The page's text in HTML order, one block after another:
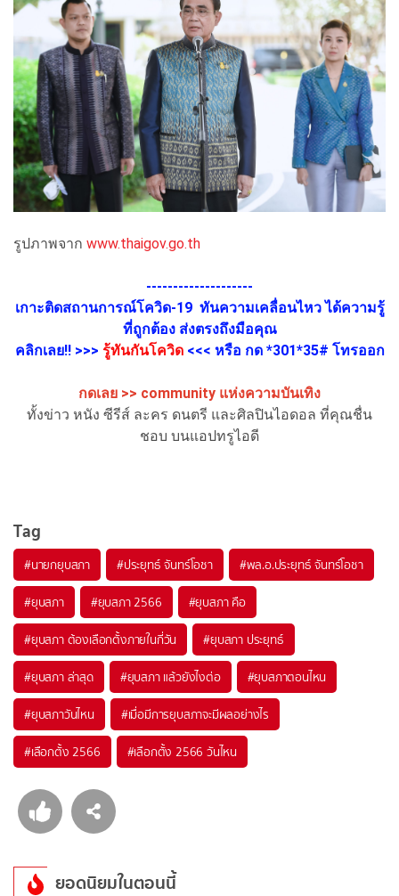
รูปภาพจาก www.thaigov.go.th
--------------------
เกาะติดสถานการณ์โควิด-19 ทันความเคลื่อนไหว ได้ความรู้
ที่ถูกต้อง ส่งตรงถึงมือคุณ
คลิกเลย!! >>> รู้ทันกันโควิด<<< หรือ กด *301*35# โทรออก
กดเลย >> community แห่งความบันเทิง
ทั้งข่าว หนัง ซีรีส์ ละคร ดนตรี และศิลปินไอดอล ที่คุณชื่น
ชอบ บนแอปทรูไอดี
Tag
#นายกยุบสภา #ประยุทธ์ จันทร์โอชา #พล.อ.ประยุทธ์ จันทร์โอชา
#ยุบสภา #ยุบสภา 2566 #ยุบสภา คือ
#ยุบสภา ต้องเลือกตั้งภายในกี่วัน #ยุบสภา ประยุทธ์
#ยุบสภา ล่าสุด #ยุบสภา แล้วยังไงต่อ #ยุบสภาตอนไหน
#ยุบสภาวันไหน #เมื่อมีการยุบสภาจะมีผลอย่างไร
#เลือกตั้ง 2566 #เลือกตั้ง 2566 วันไหน
ยอดนิยมในตอนนี้